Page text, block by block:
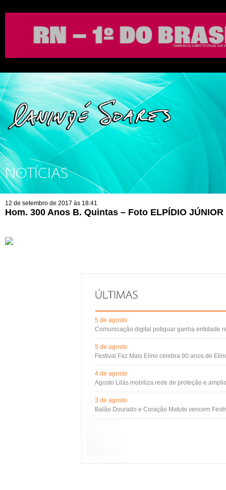
NOTÍCIAS
12 de setembro de 2017 às 18:41
Hom. 300 Anos B. Quintas – Foto ELPÍDIO JÚNIOR
5 de agosto
Comunicação digital potiguar ganha entidade
5 de agosto
Festival Faz Mais Elino celebra 90 anos de
4 de agosto
Agosto Lilás mobiliza rede de proteção e
3 de agosto
Balão Dourado e Coração Matuto vencem